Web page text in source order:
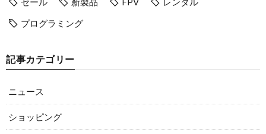
プログラミング
記事カテゴリー
ニュース
ショッピング